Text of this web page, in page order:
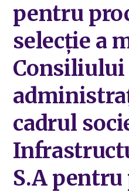
pentru
selecție a
Consiliului
cadrul
S.A pentru